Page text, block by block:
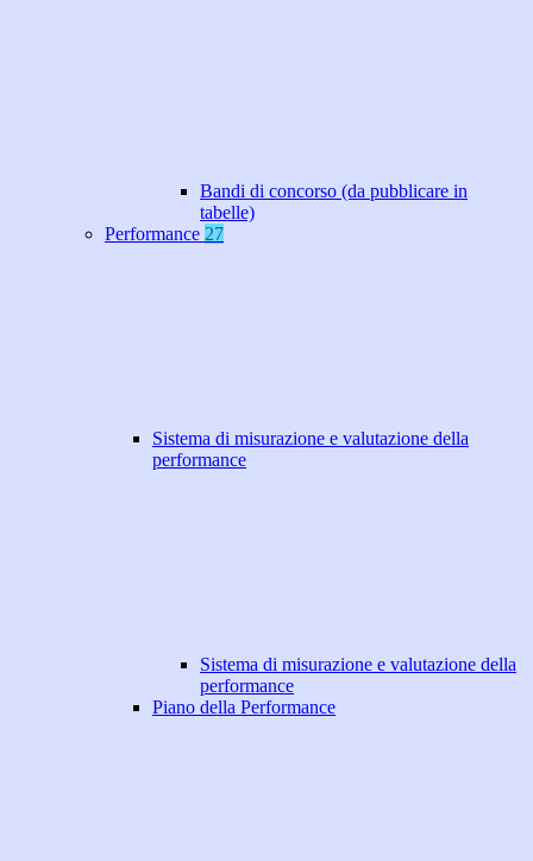
Bandi di concorso (da pubblicare in
tabelle)
Performance 27
Sistema di misurazione e valutazione della
performance
Sistema di misurazione e valutazione della
performance
Piano della Performance